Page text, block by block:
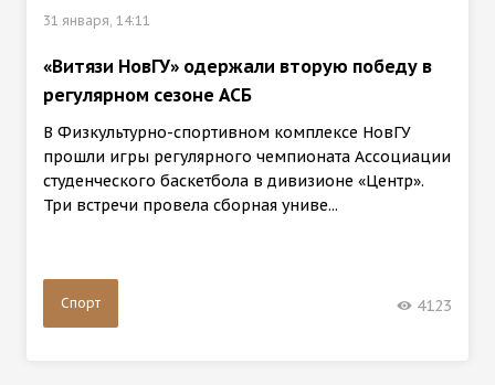
31 января, 14:11
«Витязи НовГУ» одержали вторую победу в
регулярном сезоне АСБ
В Физкультурно-спортивном комплексе НовГУ
прошли игры регулярного чемпионата Ассоциации
студенческого баскетбола в дивизионе «Центр».
Три встречи провела сборная униве...
Спорт 4123